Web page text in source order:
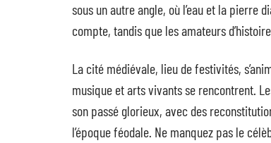
sous un autre angle, où l’eau et la pierre
compte, tandis que les amateurs
La cité médiévale, lieu de festivités,
musique et arts vivants se rencontrent.
son passé glorieux, avec des
l’époque féodale. Ne manquez pas le